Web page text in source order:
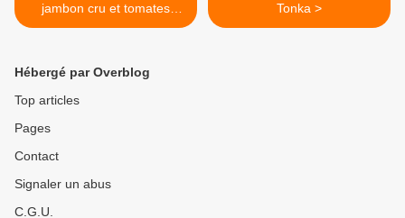
jambon cru et tomates
séchées
Tonka >
Hébergé par Overblog
Top articles
Pages
Contact
Signaler un abus
C.G.U.